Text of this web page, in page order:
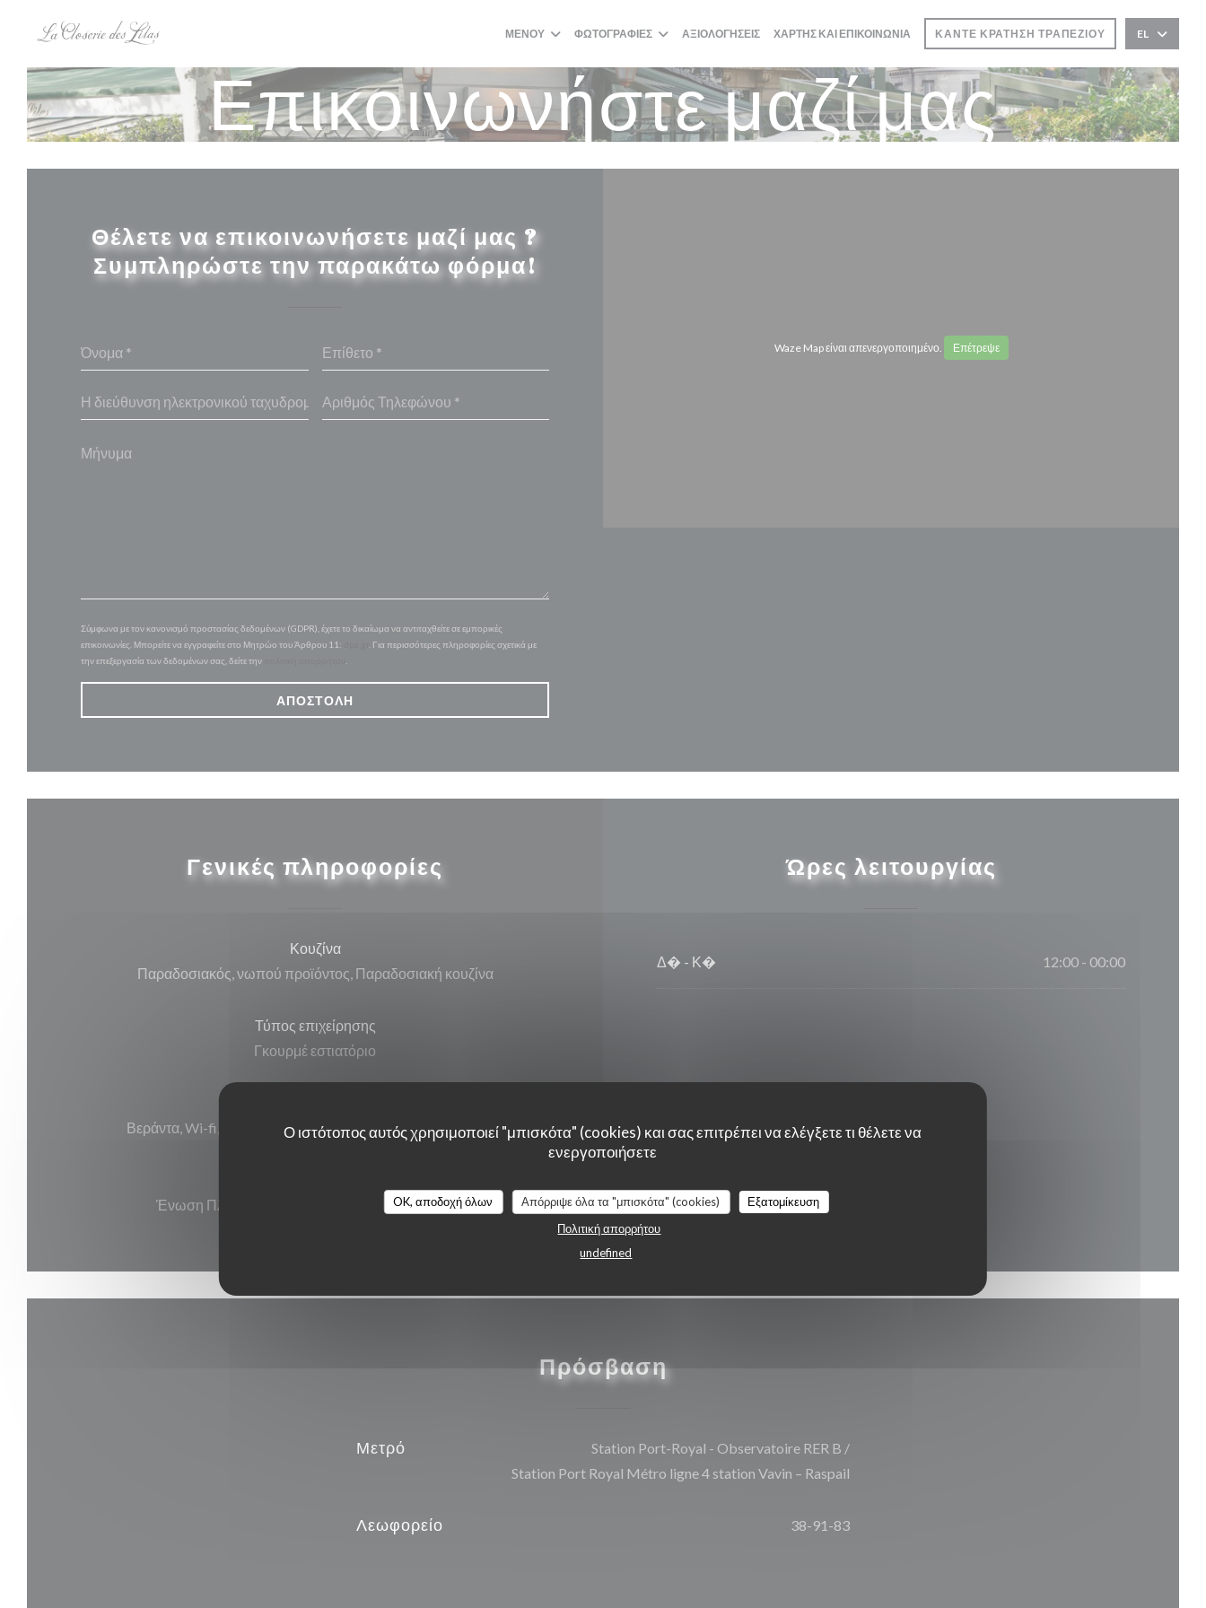
Ο ιστότοπος αυτός χρησιμοποιεί "μπισκότα" (cookies) και σας επιτρέπει να ελέγξετε τι θέλετε να
ενεργοποιήσετε
OK, αποδοχή όλων Απόρριψε όλα τα "μπισκότα" (cookies)
Εξατομίκευση
Πολιτική απορρήτου
undefined
ΜΕΝΟΎ ΦΩΤΟΓΡΑΦΊΕΣ ΑΞΙΟΛΟΓΉΣΕΙΣ ΧΆΡΤΗΣ ΚΑΙ ΕΠΙΚΟΙΝΩΝΊΑ ΚΆΝΤΕ ΚΡΆΤΗΣΗ ΤΡΑΠΕΖΙΟΎ EL
Επικοινωνήστε μαζί μας
Θέλετε να επικοινωνήσετε μαζί μας ?
Συμπληρώστε την παρακάτω φόρμα!
Σύμφωνα με τον κανονισμό προστασίας δεδομένων (GDPR), έχετε το δικαίωμα να αντιταχθείτε σε εμπορικές
επικοινωνίες. Μπορείτε να εγγραφείτε στο Μητρώο του Άρθρου 11:
. Για περισσότερες πληροφορίες σχετικά με
την επεξεργασία των δεδομένων σας, δείτε την
Waze Map είναι απενεργοποιημένο. Επέτρεψε
Γενικές πληροφορίες
Κουζίνα
Παραδοσιακός, νωπού προϊόντος, Παραδοσιακή κουζίνα
Τύπος επιχείρησης
Γκουρμέ εστιατόριο
Βεράντα, Wi-fi, Κλιματισμός, , Απενεργοποιημένη πρόσβαση
Ένωση Πληρωμή, Μετρητά, Visa, American Express
Ώρες λειτουργίας
Δ� - Κ� 12:00 - 00:00
Πρόσβαση
Μετρό
Station Port-Royal - Observatoire RER B /
Station Port Royal Métro ligne 4 station Vavin – Raspail
Λεωφορείο 38-91-83